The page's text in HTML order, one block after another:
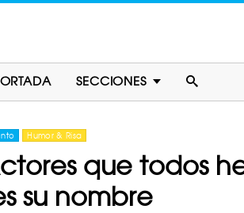
SECCIONES
Humor & Risa
que todos
su nombre